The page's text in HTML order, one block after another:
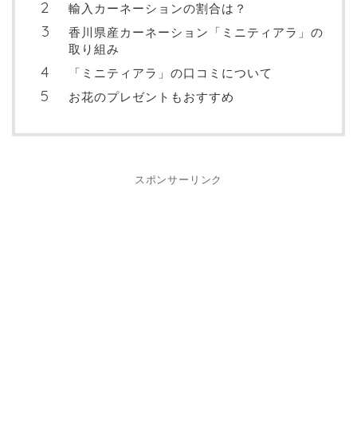
輸入カーネーションの割合は？
香川県産カーネーション「ミニティアラ」の
取り組み
「ミニティアラ」の口コミについて
お花のプレゼントもおすすめ
スポンサーリンク